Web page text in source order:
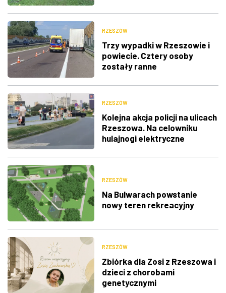
RZESZÓW
Trzy wypadki w Rzeszowie i
powiecie. Cztery osoby
zostały ranne
RZESZÓW
Kolejna akcja policji na ulicach
Rzeszowa. Na celowniku
hulajnogi elektryczne
RZESZÓW
Na Bulwarach powstanie
nowy teren rekreacyjny
RZESZÓW
Zbiórka dla Zosi z Rzeszowa i
dzieci z chorobami
genetycznymi